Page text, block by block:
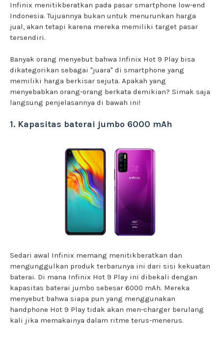
Infinix menitikberatkan pada pasar smartphone low-end
Indonesia. Tujuannya bukan untuk menurunkan harga
jual, akan tetapi karena mereka memiliki target pasar
tersendiri.
Banyak orang menyebut bahwa Infinix Hot 9 Play bisa
dikategorikan sebagai "juara" di smartphone yang
memiliki harga berkisar sejuta. Apakah yang
menyebabkan orang-orang berkata demikian? Simak saja
langsung penjelasannya di bawah ini!
1. Kapasitas baterai jumbo 6000 mAh
Sedari awal Infinix memang menitikberatkan dan
mengunggulkan produk terbarunya ini dari sisi kekuatan
baterai. Di mana Infinix Hot 9 Play ini dibekali dengan
kapasitas baterai jumbo sebesar 6000 mAh. Mereka
menyebut bahwa siapa pun yang menggunakan
handphone Hot 9 Play tidak akan men-charger berulang
kali jika memakainya dalam ritme terus-menerus.